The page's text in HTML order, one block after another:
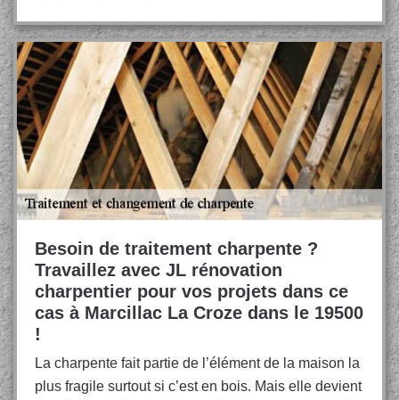
Besoin de traitement charpente ?
Travaillez avec JL rénovation
charpentier pour vos projets dans ce
cas à Marcillac La Croze dans le 19500
!
La charpente fait partie de l’élément de la maison la
plus fragile surtout si c’est en bois. Mais elle devient